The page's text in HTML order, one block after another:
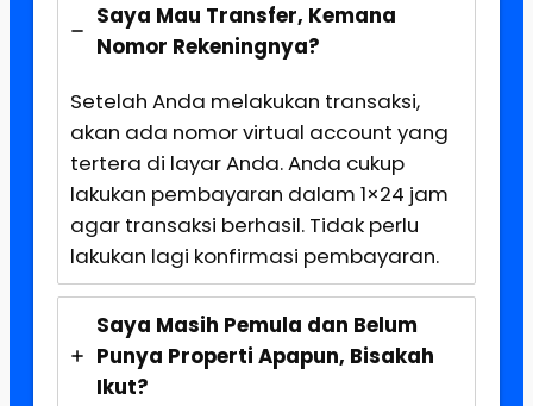
Saya Mau Transfer, Kemana
Nomor Rekeningnya?
Setelah Anda melakukan transaksi,
akan ada nomor virtual account yang
tertera di layar Anda. Anda cukup
lakukan pembayaran dalam 1×24 jam
agar transaksi berhasil. Tidak perlu
lakukan lagi konfirmasi pembayaran.
Saya Masih Pemula dan Belum
Punya Properti Apapun, Bisakah
Ikut?